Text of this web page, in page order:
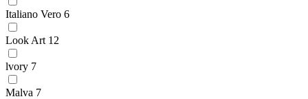
Italiano Vero 6
Look Art 12
lvory 7
Malva 7